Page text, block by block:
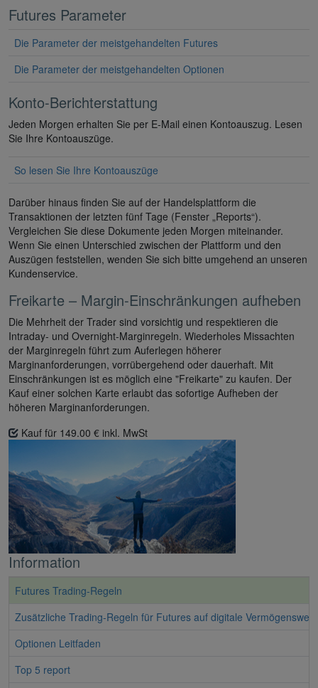
Futures Parameter
Die Parameter der meistgehandelten Futures
Die Parameter der meistgehandelten Optionen
Konto-Berichterstattung
Jeden Morgen erhalten Sie per E-Mail einen Kontoauszug. Lesen
Sie Ihre Kontoauszüge.
So lesen Sie Ihre Kontoauszüge
Darüber hinaus finden Sie auf der Handelsplattform die
Transaktionen der letzten fünf Tage (Fenster „Reports“).
Vergleichen Sie diese Dokumente jeden Morgen miteinander.
Wenn Sie einen Unterschied zwischen der Plattform und den
Auszügen feststellen, wenden Sie sich bitte umgehend an unseren
Kundenservice.
Freikarte – Margin-Einschränkungen aufheben
Die Mehrheit der Trader sind vorsichtig und respektieren die
Intraday- und Overnight-Marginregeln. Wiederholes Missachten
der Marginregeln führt zum Auferlegen höherer
Marginanforderungen, vorrübergehend oder dauerhaft. Mit
Einschränkungen ist es möglich eine "Freikarte" zu kaufen. Der
Kauf einer solchen Karte erlaubt das sofortige Aufheben der
höheren Marginanforderungen.
Kauf für 149.00 € inkl. MwSt
Information
Futures Trading-Regeln
Zusätzliche Trading-Regeln für Futures auf digitale
Optionen Leitfaden
Top 5 report